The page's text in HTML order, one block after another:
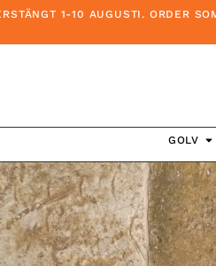
1-10 AUGUSTI. ORDER SOM
GOLV